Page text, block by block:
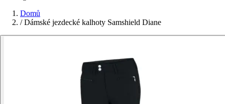
Domů
/ Dámské jezdecké kalhoty Samshield Diane